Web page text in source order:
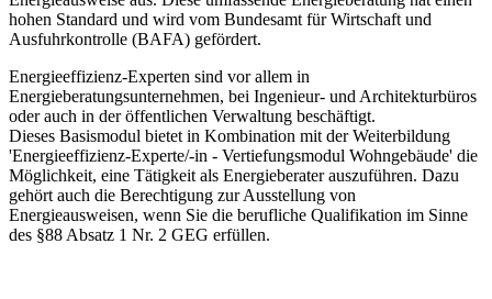
hohen Standard und wird vom Bundesamt für Wirtschaft und
Ausfuhrkontrolle (BAFA) gefördert.
Energieeffizienz-Experten sind vor allem in
Energieberatungsunternehmen, bei Ingenieur- und Architekturbüros
oder auch in der öffentlichen Verwaltung beschäftigt.
Dieses Basismodul bietet in Kombination mit der Weiterbildung
'Energieeffizienz-Experte/-in - Vertiefungsmodul Wohngebäude' die
Möglichkeit, eine Tätigkeit als Energieberater auszuführen. Dazu
gehört auch die Berechtigung zur Ausstellung von
Energieausweisen, wenn Sie die berufliche Qualifikation im Sinne
des §88 Absatz 1 Nr. 2 GEG erfüllen.